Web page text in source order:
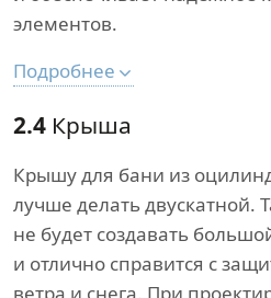
элементов.
Подробнее
2.4 Крыша
Крышу для бани из
лучше делать двускатной.
не будет создавать
и отлично справится с